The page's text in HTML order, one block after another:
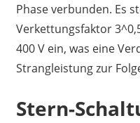
Phase verbunden. Es
Verkettungsfaktor
400 V ein, was eine
Strangleistung zur
Stern-